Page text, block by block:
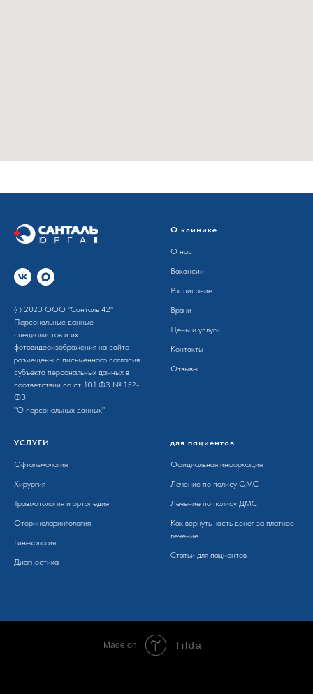
© 2023 ООО "Санталь 42"
Персональные данные
специалистов и их
фотовидеоизображения на сайте
размещены с письменного согла­сия
субъекта персона­льных данных в
соотв­етствии со ст. 10.1 ФЗ № 152-
ФЗ
"О персона­льных данных"
О клинике
О нас
Вакансии
Расписание
Врачи
Цены и услуги
Контакты
Отзывы
УСЛУГИ
Офтальмология
Хирургия
Травматология и ортопедия
Оториноларингология
Гинекология
Диагностика
для пациентов
Официальная информация
Лечение по полису ОМС
Лечение по полису ДМС
Как вернуть часть денег за платное
лечение
Статьи для пациентов
Made on Tilda